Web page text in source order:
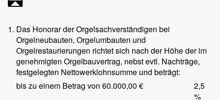
1. Das Honorar der Orgelsachverständigen bei
Orgelneubauten, Orgelumbauten und
Orgelrestaurierungen richtet sich nach der Höhe der im
genehmigten Orgelbauvertrag, nebst evtl. Nachträge,
festgelegten Nettowerklohnsumme und beträgt:
bis zu einem Betrag von 60.000,00 €
2,5
%